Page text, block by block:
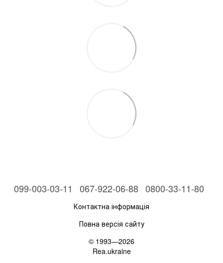
099-003-03-11 067-922-06-88 0800-33-11-80
Контактна інформація
Повна версія сайту
© 1993—2026
Rea.ukraine